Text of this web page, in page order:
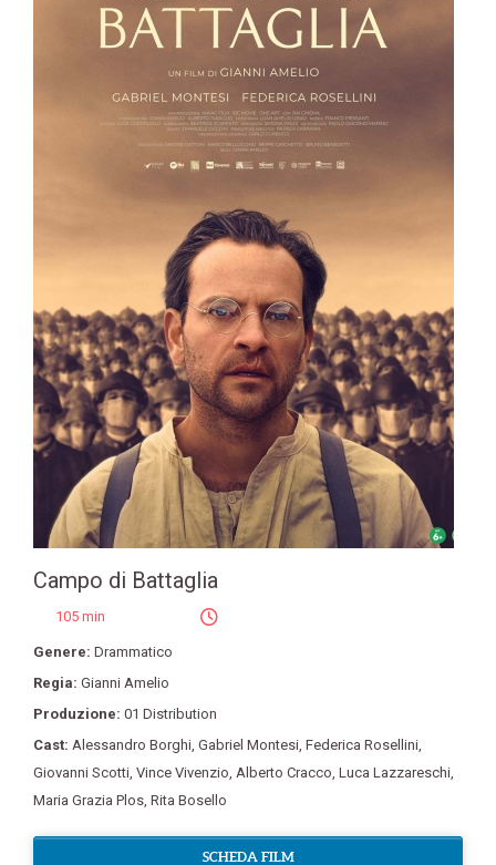
Campo di Battaglia
105 min
Genere: Drammatico
Regia: Gianni Amelio
Produzione: 01 Distribution
Cast: Alessandro Borghi, Gabriel Montesi, Federica Rosellini,
Giovanni Scotti, Vince Vivenzio, Alberto Cracco, Luca Lazzareschi,
Maria Grazia Plos, Rita Bosello
SCHEDA FILM